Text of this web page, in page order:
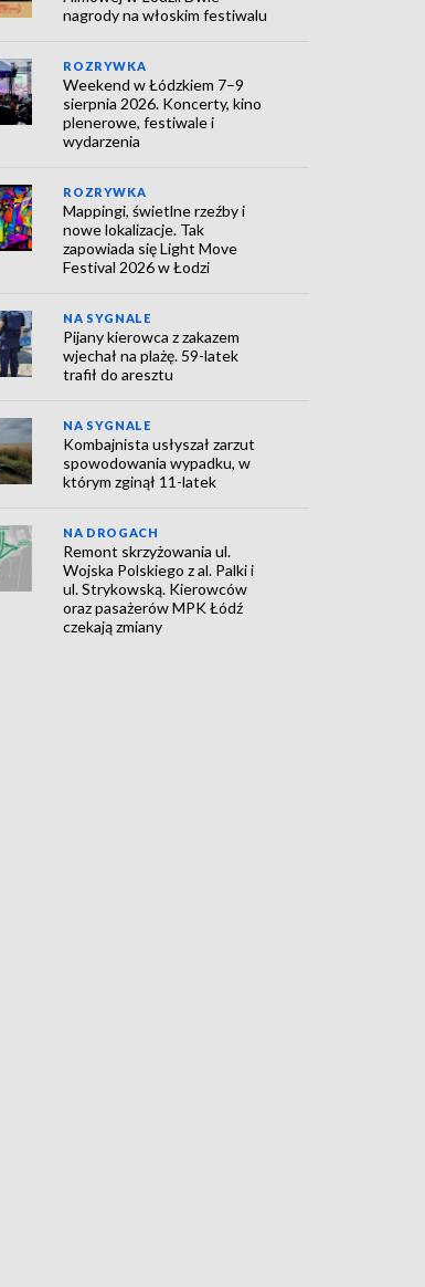
nagrody na włoskim festiwalu
ROZRYWKA
Weekend w Łódzkiem 7–9
sierpnia 2026. Koncerty, kino
plenerowe, festiwale i
wydarzenia
ROZRYWKA
Mappingi, świetlne rzeźby i
nowe lokalizacje. Tak
zapowiada się Light Move
Festival 2026 w Łodzi
NA SYGNALE
Pijany kierowca z zakazem
wjechał na plażę. 59-latek
trafił do aresztu
NA SYGNALE
Kombajnista usłyszał zarzut
spowodowania wypadku, w
którym zginął 11-latek
NA DROGACH
Remont skrzyżowania ul.
Wojska Polskiego z al. Palki i
ul. Strykowską. Kierowców
oraz pasażerów MPK Łódź
czekają zmiany